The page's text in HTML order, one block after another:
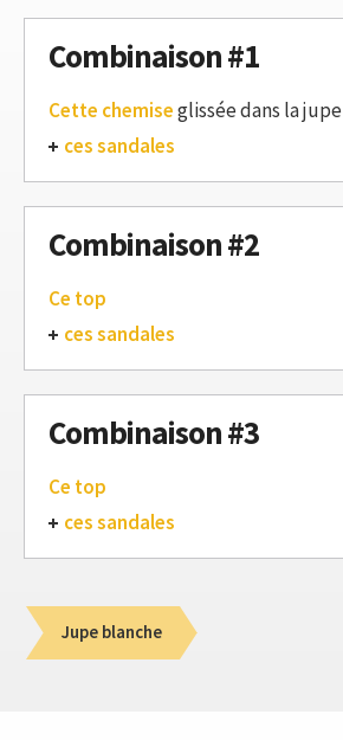
Combinaison #1
Cette chemiseglissée dans la jupe
ces sandales
Combinaison #2
Ce top
ces sandales
Combinaison #3
Ce top
ces sandales
Jupe blanche